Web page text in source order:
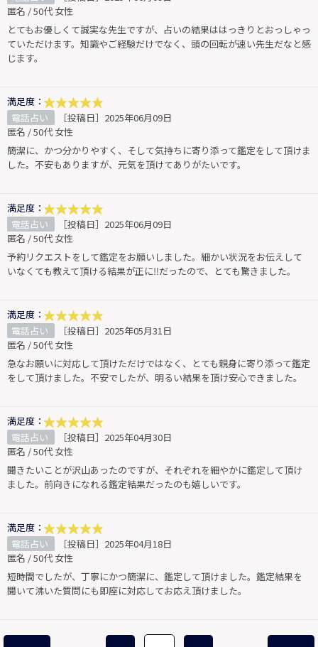
匿名 / 50代 女性
とてもお優しくて誠実な先生ですが、占いの結果ははっきりとおっしゃっ
ていただけます。知識やご経験だけでなく、頭の回転が速い先生だなと感
じます。
満足度：
電話占い
［投稿日］2025年06月09日
匿名 / 50代 女性
簡潔に、かつ分かりやすく、そして気持ちに寄り添って鑑定をして頂けま
した。不安もありますが、元気を頂けてありがたいです。
満足度：
電話占い
［投稿日］2025年06月09日
匿名 / 50代 女性
予約リクエストをして鑑定をお願いしました。細かい状況をお伝えして
いなくても教えて頂ける結果が正に‼︎だったので、とても驚きました。
満足度：
電話占い
［投稿日］2025年05月31日
匿名 / 50代 女性
急なお願いに対応して頂けただけではなく、とても親身に寄り添って鑑定
をして頂けました。不安でしたが、明るい結果を頂け安心できました。
満足度：
電話占い
［投稿日］2025年04月30日
匿名 / 50代 女性
聞きたいことが沢山あったのですが、それぞれを細やかに鑑定して頂け
ました。前向きになれる鑑定結果だったのも嬉しいです。
満足度：
電話占い
［投稿日］2025年04月18日
匿名 / 50代 女性
短時間でしたが、丁寧にかつ簡潔に、鑑定して頂けました。鑑定結果を
聞いて沸いた質問にも即座に対応してお応え頂けました。